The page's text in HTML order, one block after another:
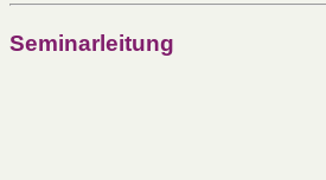
Seminarleitung